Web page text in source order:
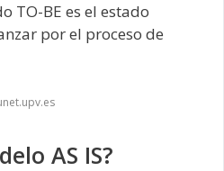
TO-BE es el estado
por el proceso de
AS IS?